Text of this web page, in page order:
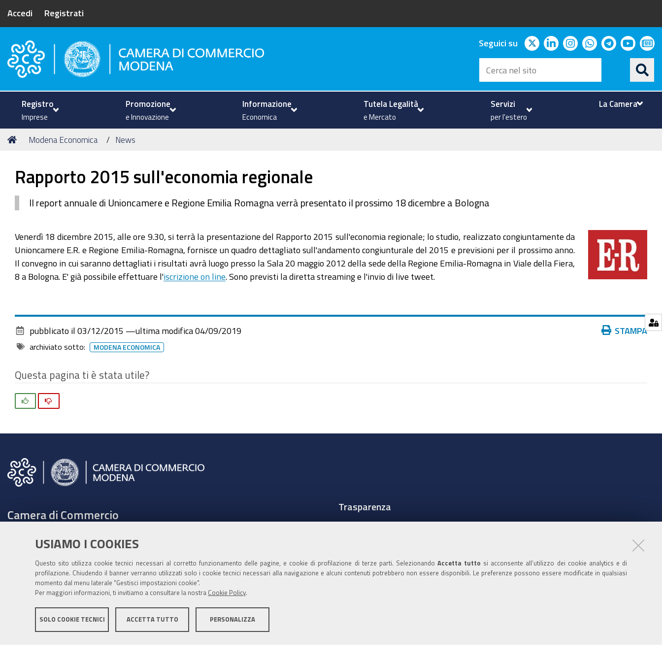
USIAMO I COOKIES
Questo sito utilizza cookie tecnici necessari al corretto funzionamento delle pagine, e cookie di profilazione di terze parti. SelezionandoAccetta tutto si acconsente all’utilizzo dei cookie analytics e di
profilazione. Chiudendo il banner verranno utilizzati solo i cookie tecnici necessari alla navigazione e alcuni contenuti potrebbero non essere disponibili. Le preferenze possono essere modificate in qualsiasi
momento dal menu laterale "Gestisci impostazioni cookie".
Per maggiori informazioni, ti invitiamo a consultare la nostra Cookie Policy
SOLO COOKIE TECNICI ACCETTA TUTTO PERSONALIZZA
Accedi Registrati
Camera di Commercio di Modena
Seguici su twitterlinkedininstagram
whatsapp
telegram
Cerca
nel
sito
Registro
Imprese
Promozione
e Innovazione
Informazione
Economica
Tutela Legalità
e Mercato
Servizi
per l'estero
La Camera
Tu
Home
Modena Economica News
Rapporto 2015 sull'economia regionale
Il report annuale di Unioncamere e Regione Emilia Romagna verrà presentato il prossimo 18 dicembre a Bologna
Venerdì 18 dicembre 2015, alle ore 9.30, si terrà la presentazione del Rapporto 2015 sull'economia regionale; lo studio, realizzato congiuntamente da
Unioncamere E.R. e Regione Emilia-Romagna, fornisce un quadro dettagliato sull'andamento congiunturale del 2015 e previsioni per il prossimo anno.
Il convegno in cui saranno dettagliati i risultati avrà luogo presso la Sala 20 maggio 2012 della sede della Regione Emilia-Romagna in Viale della Fiera,
8 a Bologna. E' già possibile effettuare l'iscrizione on line . Sono previsti la diretta streaming e l'invio di live tweet.
Azioni STAMPA
pubblicato il 03/12/2015 —ultima modifica 04/09/2019
archiviato sotto: MODENA ECONOMICA
Questa pagina ti è stata utile?
Camera di Commercio
Tel. 059208111 -URP
Contabilità speciale Banca d'Italia:
IT75Q 01000 04306 TU00 0001 3855
Fatt. elettronica - Cod. univoco: XECKYI
cameradicommercio@mo.legalmail.camcom.it
Trasparenza
Pubblicità Legale